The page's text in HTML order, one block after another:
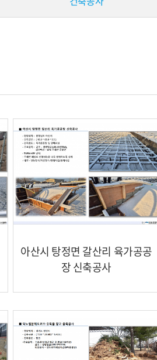
아산시 탕정면 갈산리 육가공공
장 신축공사